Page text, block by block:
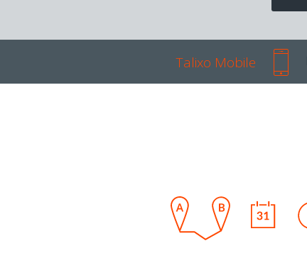
Talixo Mobile